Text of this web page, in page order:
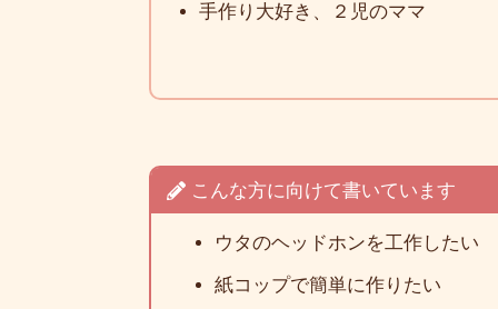
手作り大好き、２児のママ
こんな方に向けて書いています
ウタのヘッドホンを工作したい
紙コップで簡単に作りたい